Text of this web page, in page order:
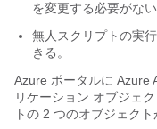
を変更する必要がない
無人スクリプトの実
きる。
Azure ポータルに Azure
リケーション オブジェ
トの 2 つのオブジェク